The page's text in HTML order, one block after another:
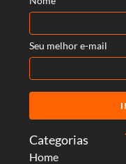
Categorias
Home
Seu melhor e-mail